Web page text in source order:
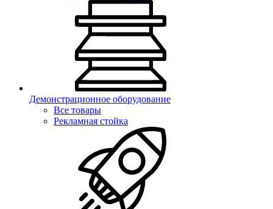
Демонстрационное оборудование
Все товары
Рекламная стойка